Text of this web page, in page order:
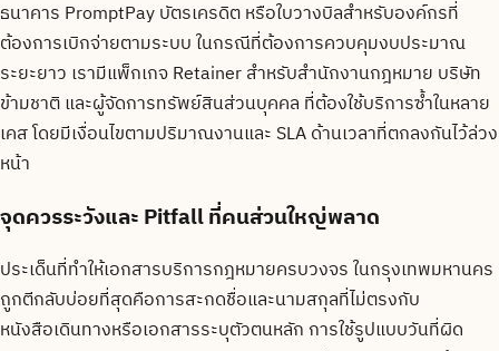
ธนาคาร PromptPay บัตรเครดิต หรือใบวางบิลสำหรับองค์กรที่
ต้องการเบิกจ่ายตามระบบ ในกรณีที่ต้องการควบคุมงบประมาณ
ระยะยาว เรามีแพ็กเกจ Retainer สำหรับสำนักงานกฎหมาย บริษัท
ข้ามชาติ และผู้จัดการทรัพย์สินส่วนบุคคล ที่ต้องใช้บริการซ้ำในหลาย
เคส โดยมีเงื่อนไขตามปริมาณงานและ SLA ด้านเวลาที่ตกลงกันไว้ล่วง
หน้า
จุดควรระวังและ Pitfall ที่คนส่วนใหญ่พลาด
ประเด็นที่ทำให้เอกสารบริการกฎหมายครบวงจร ในกรุงเทพมหานคร
ถูกตีกลับบ่อยที่สุดคือการสะกดชื่อและนามสกุลที่ไม่ตรงกับ
หนังสือเดินทางหรือเอกสารระบุตัวตนหลัก การใช้รูปแบบวันที่ผิด